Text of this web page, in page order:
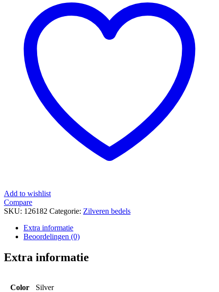
Add to wishlist
Compare
SKU: 126182 Categorie: Zilveren bedels
Extra informatie
Beoordelingen (0)
Extra informatie
Color Silver